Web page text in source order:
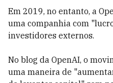
Em 2019, no entanto, a
uma companhia com
investidores externos.
No blog da OpenAI, o
uma maneira de